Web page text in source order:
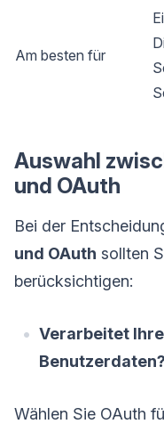
Am besten für
Auswahl
und OAuth
Bei der
und OAuth sollten
berücksichtigen:
Verarbeitet
Benutzerdaten?
Wählen Sie OAuth